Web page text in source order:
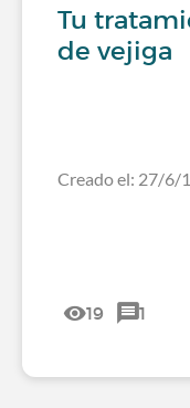
Tu
de vejiga
Creado el: 27/6/
19 1